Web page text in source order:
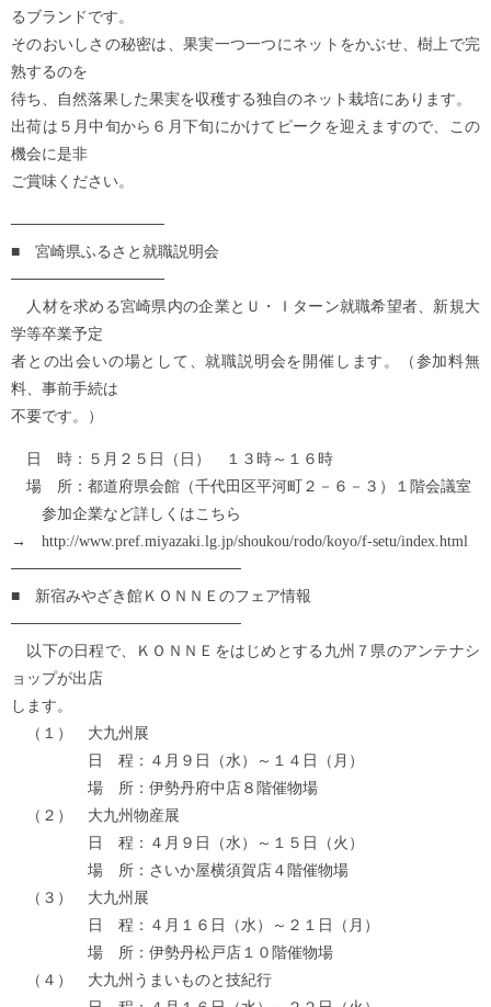
るブランドです。
そのおいしさの秘密は、果実一つ一つにネットをかぶせ、樹上で完
熟するのを
待ち、自然落果した果実を収穫する独自のネット栽培にあります。
出荷は５月中旬から６月下旬にかけてピークを迎えますので、この
機会に是非
ご賞味ください。
──────────────
■ 宮崎県ふるさと就職説明会
──────────────
人材を求める宮崎県内の企業とＵ・Ｉターン就職希望者、新規大
学等卒業予定
者との出会いの場として、就職説明会を開催します。（参加料無
料、事前手続は
不要です。）
日 時：５月２５日（日） １３時～１６時
場 所：都道府県会館（千代田区平河町２－６－３）１階会議室
参加企業など詳しくはこちら
→ http://www.pref.miyazaki.lg.jp/shoukou/rodo/koyo/f-setu/index.html
─────────────────────
■ 新宿みやざき館ＫＯＮＮＥのフェア情報
─────────────────────
以下の日程で、ＫＯＮＮＥをはじめとする九州７県のアンテナシ
ョップが出店
します。
（１） 大九州展
日 程：４月９日（水）～１４日（月）
場 所：伊勢丹府中店８階催物場
（２） 大九州物産展
日 程：４月９日（水）～１５日（火）
場 所：さいか屋横須賀店４階催物場
（３） 大九州展
日 程：４月１６日（水）～２１日（月）
場 所：伊勢丹松戸店１０階催物場
（４） 大九州うまいものと技紀行